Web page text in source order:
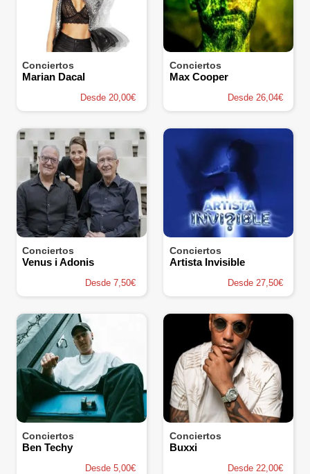
Conciertos
Marian Dacal
Desde 20,00€
Conciertos
Max Cooper
Desde 26,04€
Conciertos
Venus i Adonis
Desde 7,50€
Conciertos
Artista Invisible
Desde 27,50€
Conciertos
Ben Techy
Desde 5,00€
Conciertos
Buxxi
Desde 22,00€